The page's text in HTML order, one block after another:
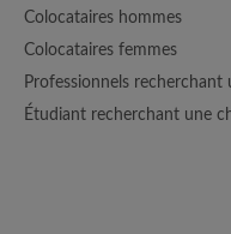
Colocataires hommes
Colocataires femmes
Professionnels recherchant
Étudiant recherchant une